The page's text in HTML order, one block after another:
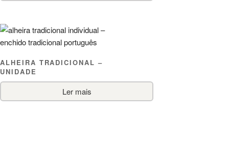
ALHEIRA TRADICIONAL –
UNIDADE
Ler mais